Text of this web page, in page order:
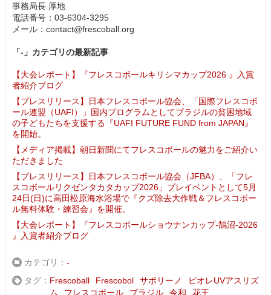
事務局長 厚地
電話番号：03-6304-3295
メール：contact@frescoball.org
「-」カテゴリの最新記事
【大会レポート】『フレスコボールキリシマカップ2026 』入賞
者紹介ブログ
【プレスリリース】日本フレスコボール協会、「国際フレスコボ
ール連盟（UAFI）」国内プログラムとしてブラジルの貧困地域
の子どもたちを支援する『UAFI FUTURE FUND from JAPAN』
を開始。
【メディア掲載】朝日新聞にてフレスコボールの魅力をご紹介い
ただきました
【プレスリリース】日本フレスコボール協会（JFBA）、「フレ
スコボールリクゼンタカタカップ2026」プレイベントとして5月
24日(日)に高田松原海水浴場で『クズ除去大作戦＆フレスコボー
ル無料体験・練習会』を開催。
【大会レポート】『フレスコボールショウナンカップ-鵠沼-2026
』入賞者紹介ブログ
カテゴリ
-
タグ
Frescoball Frescobol サボリーノ
ビオレUVアスリズ
ム
フレスコボール ブラジル 令和 花王